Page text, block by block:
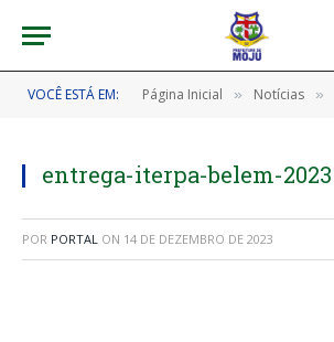
VOCÊ ESTÁ EM: Página Inicial » Notícias »
entrega-iterpa-belem-2023
POR PORTAL ON 14 DE DEZEMBRO DE 2023